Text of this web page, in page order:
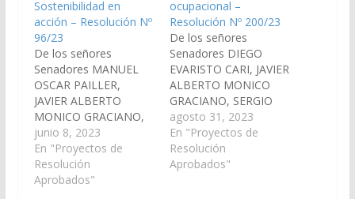
Sostenibilidad en
acción – Resolución Nº
96/23
De los señores
Senadores MANUEL
OSCAR PAILLER,
JAVIER ALBERTO
MONICO GRACIANO,
SERGIO RODRIGO
SALDAÑO y DANI
RAUL NOLASCO,
declarando de interés
junio 8, 2023
En "Proyectos de
Resolución
Aprobados"
ocupacional –
Resolución Nº 200/23
De los señores
Senadores DIEGO
EVARISTO CARI, JAVIER
ALBERTO MONICO
GRACIANO, SERGIO
OMAR RAMOS,
MANUEL OSCAR
PAILLER, LEOPOLDO
ARSENIO SALVA,
agosto 31, 2023
En "Proyectos de
Resolución
Aprobados"